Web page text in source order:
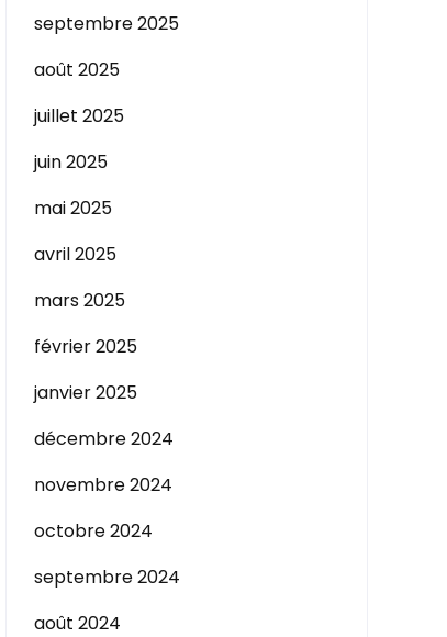
septembre 2025
août 2025
juillet 2025
juin 2025
mai 2025
avril 2025
mars 2025
février 2025
janvier 2025
décembre 2024
novembre 2024
octobre 2024
septembre 2024
août 2024